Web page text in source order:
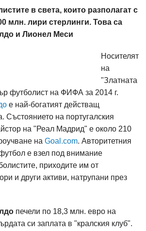
в света, които разполагат с
млн. лири стерлинги. Това са
и Лионел Меси
Носителят
на
"Златната
футболист на ФИФА за 2014 г.
е най-богатият действащ
Състоянието на португалския
на "Реал Мадрид" е около 210
на Goal.com. Авторитетния
е взел под внимание
приходите им от
и други активи, натрупани през
печели по 18,3 млн. евро на
си заплата в "кралския клуб".